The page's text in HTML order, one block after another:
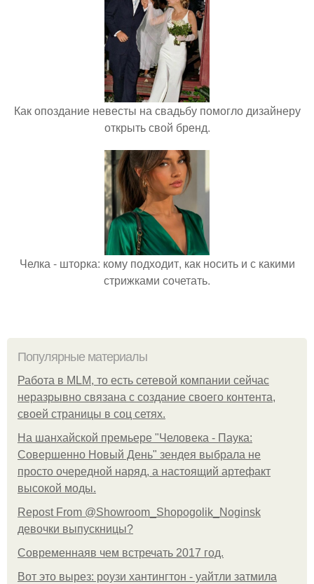
Как опоздание невесты на свадьбу помогло дизайнеру
открыть свой бренд.
Челка - шторка: кому подходит, как носить и с какими
стрижками сочетать.
Популярные материалы
Работа в MLM, то есть сетевой компании сейчас
неразрывно связана с создание своего контента,
своей страницы в соц сетях.
На шанхайской премьере "Человека - Паука:
Совершенно Новый День" зендея выбрала не
просто очередной наряд, а настоящий артефакт
высокой моды.
Repost From @Showroom_Shopogolik_Noginsk
девочки выпускницы?
Современнаяв чем встречать 2017 год.
Вот это вырез: роузи хантингтон - уайтли затмила